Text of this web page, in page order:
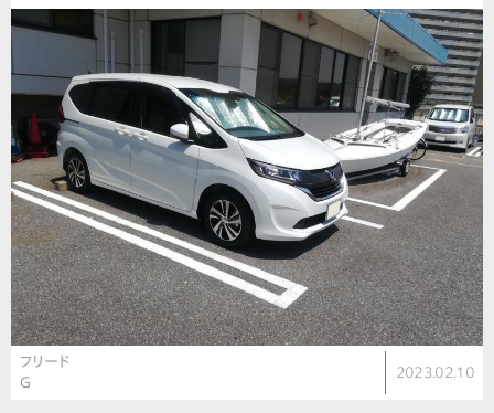
フリード
G
2023.02.10